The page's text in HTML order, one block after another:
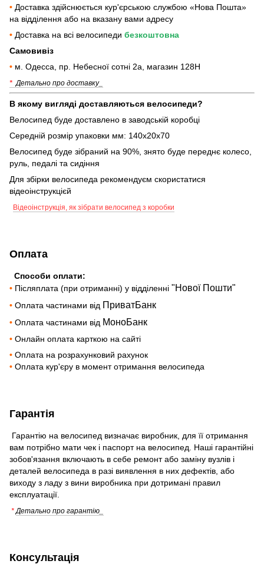
• Доставка здійснюється кур'єрською службою «Нова Пошта»
на відділення або на вказану вами адресу
• Доставка на всі велосипеди безкоштовна
Самовивіз
• м. Одесса, пр. Небесної сотні 2а, магазин 128Н
* Детально про доставку_
В якому вигляді доставляються велосипеди?
Велосипед буде доставлено в заводській коробці
Середній розмір упаковки мм: 140х20х70
Велосипед буде зібраний на 90%, знято буде переднє колесо,
руль, педалі та сидіння
Для збірки велосипеда рекомендуєм скористатися
відеоінструкцієй
Відеоінструкція, як зібрати велосипед з коробки
Оплата
Способи оплати:
• Післяплата (при отриманні) у відділенні "Нової Пошти"
• Оплата частинами від ПриватБанк
• Оплата частинами від МоноБанк
• Онлайн оплата карткою на сайті
• Оплата на розрахунковий рахунок
• Оплата кур'єру в момент отримання велосипеда
Гарантія
Гарантію на велосипед визначає виробник, для її отримання
вам потрібно мати чек і паспорт на велосипед. Наші гарантійні
зобов'язання включають в себе ремонт або заміну вузлів і
деталей велосипеда в разі виявлення в них дефектів, або
виходу з ладу з вини виробника при дотримані правил
експлуатації.
* Детально про гарантію_
Консультація